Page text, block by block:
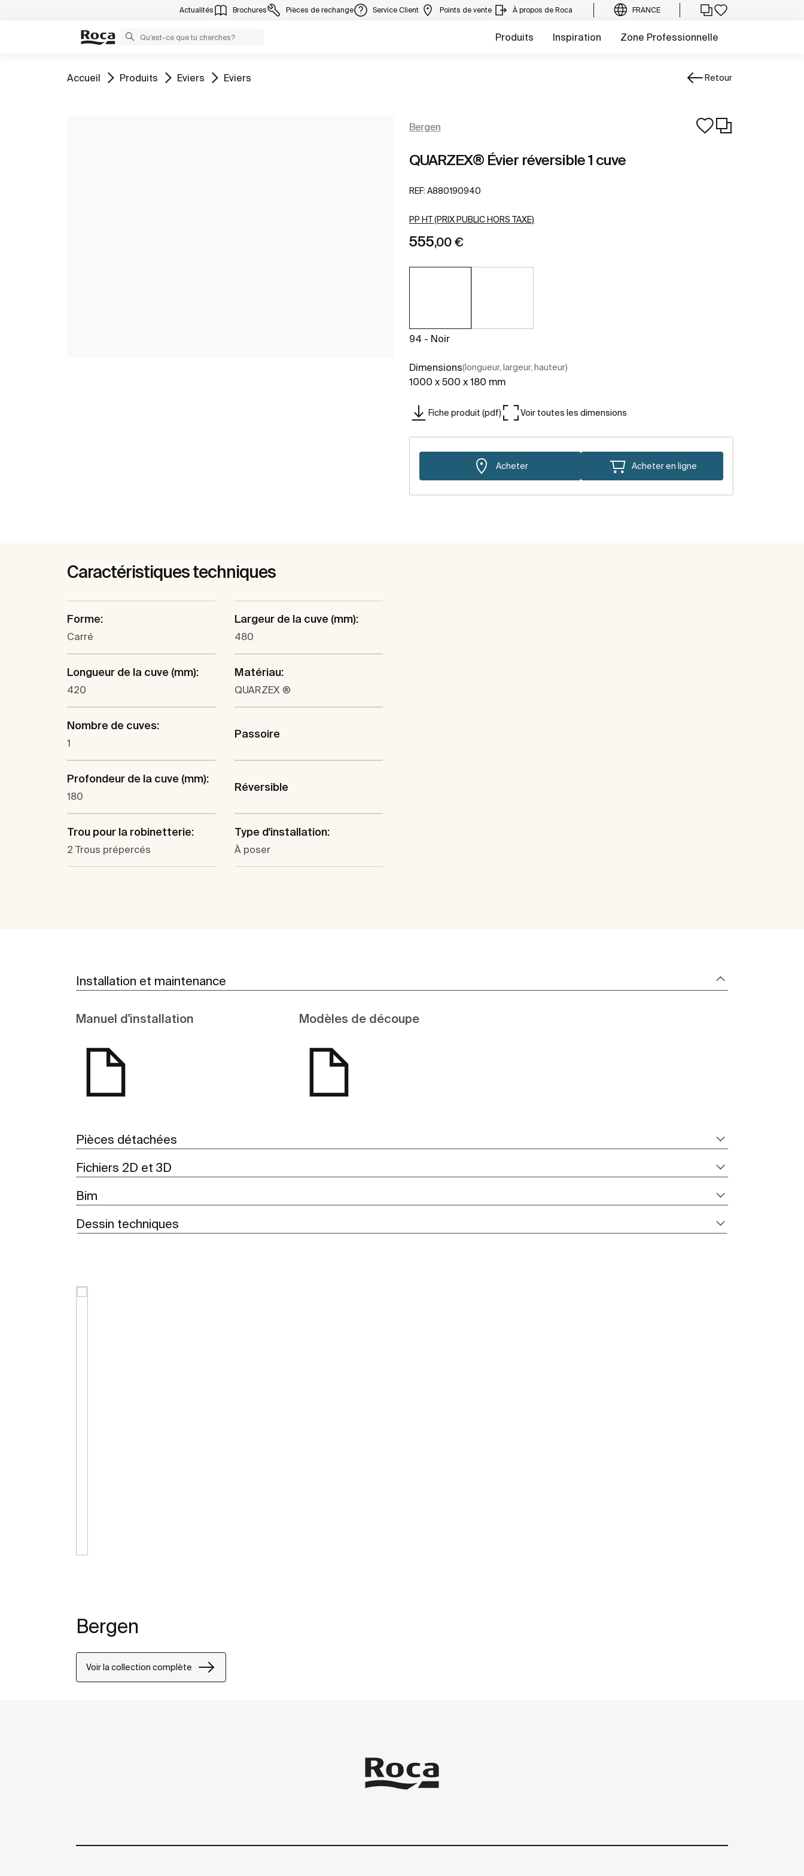
Actualités Brochures Pièces de rechange Service Client Points de vente À propos de Roca FRANCE
Produits Inspiration Zone Professionnelle
Aller à
Accueil Aller à
Produits Aller à
Eviers Aller à
Eviers Retour
Bergen
QUARZEX® Évier réversible 1 cuve
REF: A880190940
PP HT (PRIX PUBLIC HORS TAXE)
555,00 €
94 - Noir
Dimensions(longueur, largeur, hauteur)
1000 x 500 x 180 mm
Fiche produit (pdf) Voir toutes les dimensions
Acheter Acheter en ligne
Caractéristiques techniques
Forme:
Carré
Largeur de la cuve (mm):
480
Longueur de la cuve (mm):
420
Matériau:
QUARZEX ®
Nombre de cuves:
1
Passoire
Profondeur de la cuve (mm):
180
Réversible
Trou pour la robinetterie:
2 Trous prépercés
Type d'installation:
À poser
Installation et maintenance
Manuel d'installation Modèles de découpe
Pièces détachées
Fichiers 2D et 3D
Bim
Dessin techniques
Bergen
Voir la collection complète